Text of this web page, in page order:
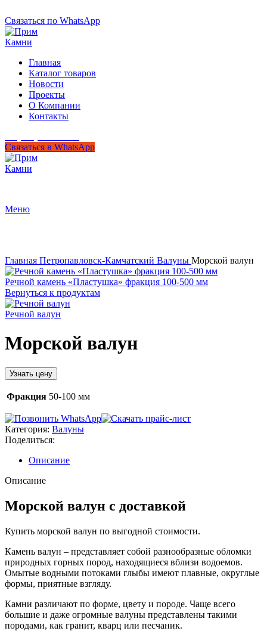
Связаться по WhatsApp
Главная
Каталог товаров
Новости
Проекты
О Компании
Контакты
Связаться в WhatsApp
Меню
Главная Петропавловск-Камчатский Валуны Морской валун
Речной камень «Пластушка» фракция 100-500 мм
Вернуться к продуктам
Речной валун
Морской валун
Узнать цену
Фракция 50-100 мм
Категория: Валуны
Поделиться:
Описание
Описание
Морской валун с доставкой
Купить морской валун по выгодной стоимости.
Камень валун – представляет собой разнообразные обломки
природных горных пород, находящиеся вблизи водоемов.
Омытые водными потоками глыбы имеют плавные, округлые
формы, приятные взгляду.
Камни различают по форме, цвету и породе. Чаще всего
большие и даже огромные валуны представлены такими
породами, как гранит, кварц или песчаник.